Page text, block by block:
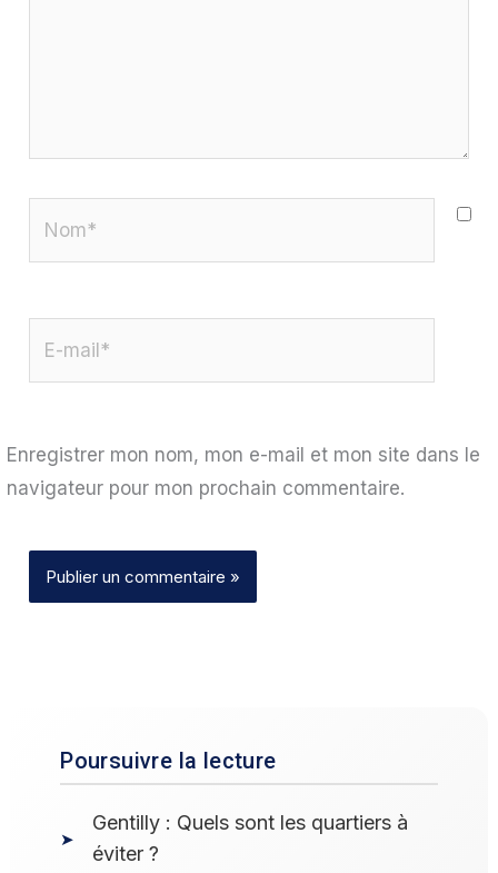
Enregistrer mon nom, mon e-mail et mon site dans le
navigateur pour mon prochain commentaire.
Poursuivre la lecture
Gentilly : Quels sont les quartiers à
éviter ?